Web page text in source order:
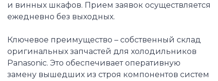
и винных шкафов. Прием заявок осуществляется
ежедневно без выходных.
Ключевое преимущество – собственный склад
оригинальных запчастей для холодильников
Panasonic. Это обеспечивает оперативную
замену вышедших из строя компонентов систем